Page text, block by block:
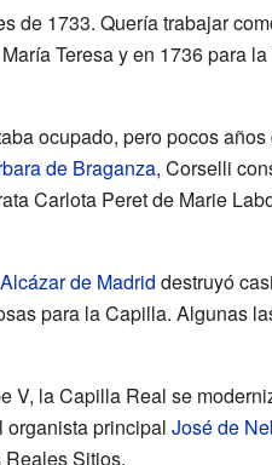
de 1733. Quería trabajar
Teresa y en 1736 para
ocupado, pero pocos
de Braganza, Corselli
Carlota Peret de Marie
de Madrid destruyó
para la Capilla. Algunas
V, la Capilla Real se
organista principal José de
Sitios.